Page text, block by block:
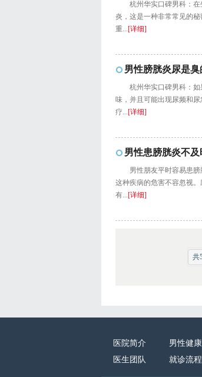
杭州华实口碑男科：
炎，这是一种非常常见的
重...[详细]
男性膀胱炎尿是
杭州华实口碑男科：
味，并且可能出现尿频和
疗...[详细]
男性患膀胱炎不
男性朋友平时容易患
这种疾病的危害不容忽视
有...[详细]
共
医院简介 男性健康
医生团队
就诊流程